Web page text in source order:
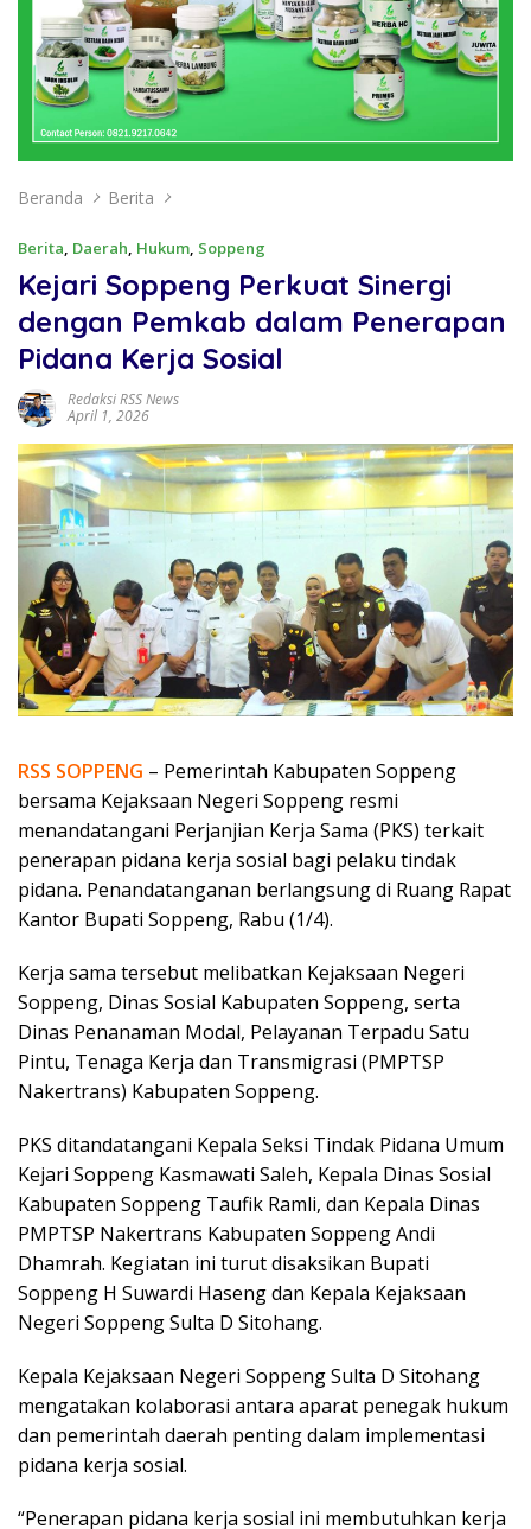
Beranda Berita
Berita, Daerah, Hukum, Soppeng
Kejari Soppeng Perkuat Sinergi
dengan Pemkab dalam Penerapan
Pidana Kerja Sosial
Redaksi RSS News
April 1, 2026
RSS SOPPENG – Pemerintah Kabupaten Soppeng
bersama Kejaksaan Negeri Soppeng resmi
menandatangani Perjanjian Kerja Sama (PKS) terkait
penerapan pidana kerja sosial bagi pelaku tindak
pidana. Penandatanganan berlangsung di Ruang Rapat
Kantor Bupati Soppeng, Rabu (1/4).
Kerja sama tersebut melibatkan Kejaksaan Negeri
Soppeng, Dinas Sosial Kabupaten Soppeng, serta
Dinas Penanaman Modal, Pelayanan Terpadu Satu
Pintu, Tenaga Kerja dan Transmigrasi (PMPTSP
Nakertrans) Kabupaten Soppeng.
PKS ditandatangani Kepala Seksi Tindak Pidana Umum
Kejari Soppeng Kasmawati Saleh, Kepala Dinas Sosial
Kabupaten Soppeng Taufik Ramli, dan Kepala Dinas
PMPTSP Nakertrans Kabupaten Soppeng Andi
Dhamrah. Kegiatan ini turut disaksikan Bupati
Soppeng H Suwardi Haseng dan Kepala Kejaksaan
Negeri Soppeng Sulta D Sitohang.
Kepala Kejaksaan Negeri Soppeng Sulta D Sitohang
mengatakan kolaborasi antara aparat penegak hukum
dan pemerintah daerah penting dalam implementasi
pidana kerja sosial.
“Penerapan pidana kerja sosial ini membutuhkan kerja